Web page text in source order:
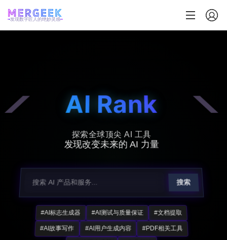
发现数字匠人的绝妙灵感
AI Rank
探索全球顶尖 AI 工具
发现改变未来的 AI 力量
搜索
#AI标志生成器 #AI测试与质量保证 #文档提取
#AI故事写作 #AI用户生成内容 #PDF相关工具